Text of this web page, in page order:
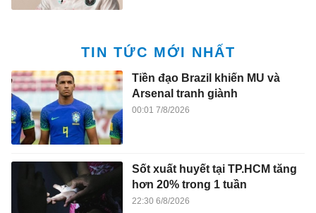
TIN TỨC MỚI NHẤT
Tiền đạo Brazil khiến MU và
Arsenal tranh giành
00:01 7/8/2026
Sốt xuất huyết tại TP.HCM tăng
hơn 20% trong 1 tuần
22:30 6/8/2026